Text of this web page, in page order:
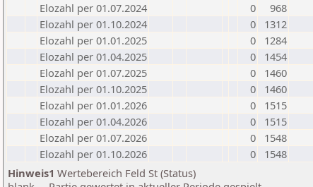
Elozahl per 01.07.2024
0
968
Elozahl per 01.10.2024
0
1312
Elozahl per 01.01.2025
0
1284
Elozahl per 01.04.2025
0
1454
Elozahl per 01.07.2025
0
1460
Elozahl per 01.10.2025
0
1460
Elozahl per 01.01.2026
0
1515
Elozahl per 01.04.2026
0
1515
Elozahl per 01.07.2026
0
1548
Elozahl per 01.10.2026
0
1548
Hinweis1 Wertebereich Feld St (Status)